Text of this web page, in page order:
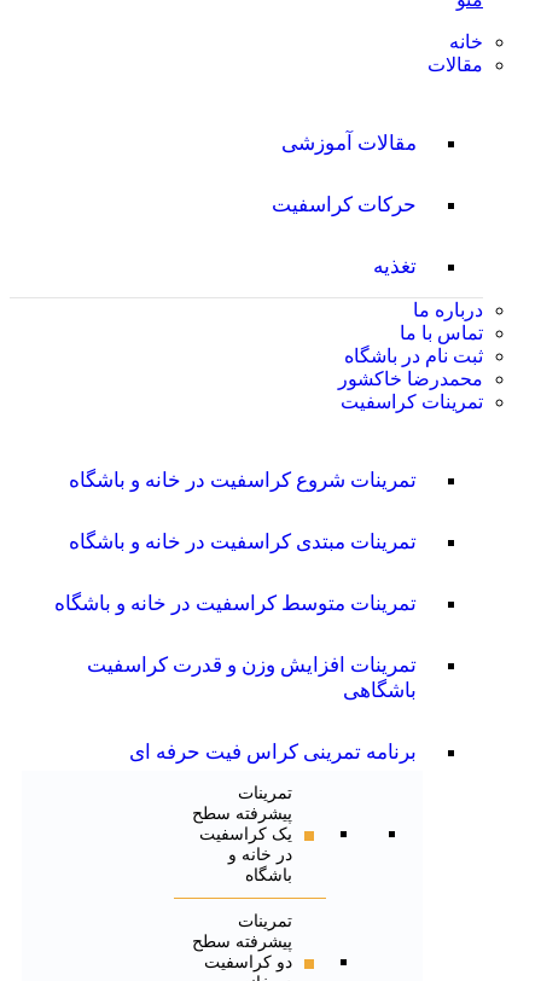
خانه
مقالات
مقالات آموزشی
حرکات کراسفیت
تغذیه
درباره ما
تماس با ما
ثبت نام در باشگاه
محمدرضا خاکشور
تمرینات کراسفیت
تمرینات شروع کراسفیت در خانه و باشگاه
تمرینات مبتدی کراسفیت در خانه و باشگاه
تمرینات متوسط کراسفیت در خانه و باشگاه
تمرینات افزایش وزن و قدرت کراسفیت
باشگاهی
برنامه تمرینی کراس فیت حرفه ای
تمرینات
پیشرفته سطح
یک کراسفیت
در خانه و
باشگاه
تمرینات
پیشرفته سطح
دو کراسفیت